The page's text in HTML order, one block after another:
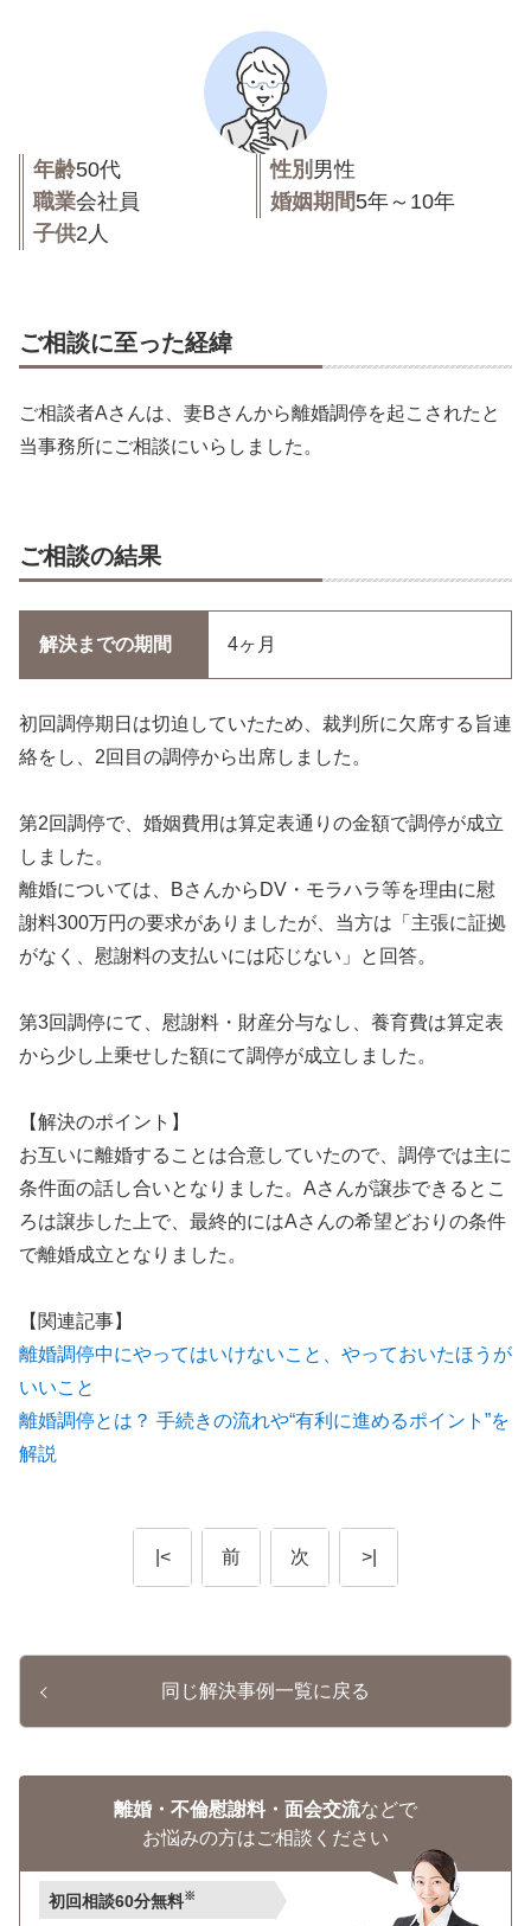
年齢50代 性別 男性
職業会社員 婚姻期間5年～10年
子供2人
ご相談に至った経緯
ご相談者Aさんは、妻Bさんから離婚調停を起こされたと
当事務所にご相談にいらしました。
ご相談の結果
解決までの期間 4ヶ月
初回調停期日は切迫していたため、裁判所に欠席する旨連
絡をし、2回目の調停から出席しました。
第2回調停で、婚姻費用は算定表通りの金額で調停が成立
しました。
離婚については、BさんからDV・モラハラ等を理由に慰
謝料300万円の要求がありましたが、当方は「主張に証拠
がなく、慰謝料の支払いには応じない」と回答。
第3回調停にて、慰謝料・財産分与なし、養育費は算定表
から少し上乗せした額にて調停が成立しました。
【解決のポイント】
お互いに離婚することは合意していたので、調停では主に
条件面の話し合いとなりました。Aさんが譲歩できるとこ
ろは譲歩した上で、最終的にはAさんの希望どおりの条件
で離婚成立となりました。
【関連記事】
離婚調停中にやってはいけないこと、やっておいたほうが
いいこと
離婚調停とは？ 手続きの流れや“有利に進めるポイント”を
解説
|< 前 次 >|
同じ解決事例一覧に戻る
離婚・不倫慰謝料・面会交流などで
お悩みの方はご相談ください
初回相談60分無料※